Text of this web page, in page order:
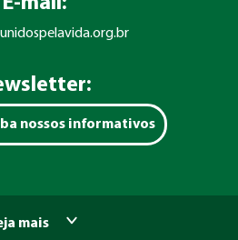
nossos informativos
mais